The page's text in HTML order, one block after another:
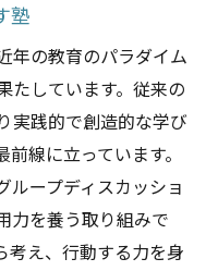
塾
年の教育のパラダイム
たしています。従来の
実践的で創造的な学び
線に立っています。
ループディスカッショ
力を養う取り組みで
考え、行動する力を身